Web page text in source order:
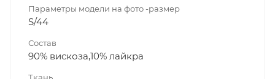
Параметры модели на фото -размер
S/44
Состав
90% вискоза,10% лайкра